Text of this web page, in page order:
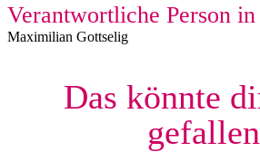
Verantwortliche Person
Maximilian Gottselig
Das könnte
gefallen